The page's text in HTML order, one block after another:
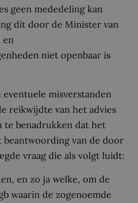
geen mededeling kan
dit door de Minister van
en
niet openbaar is
misverstanden
reikwijdte van het advies
te benadrukken dat het
beantwoording van de door
vraag die als volgt luidt:
en zo ja welke, om de
waarin de zogenoemde